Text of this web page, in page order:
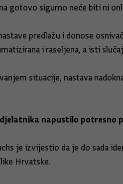
gotovo sigurno neće biti ni
predlažu i donose
i raseljena, a isti
situacije, nastava
napustilo potresno
je izvijestio da je do sada
Hrvatske.